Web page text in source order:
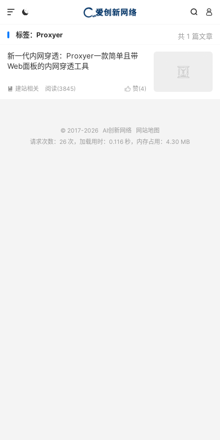
  

共 1 篇文章
标签：Proxyer
新一代内网穿透：Proxyer一款简单且带
Web面板的内网穿透工具
 赞(4)
 建站相关 阅读(3845)
© 2017-2026 AI创新网络
网站地图
请求次数：26 次，加载用时：0.116 秒，内存占用：4.30 MB